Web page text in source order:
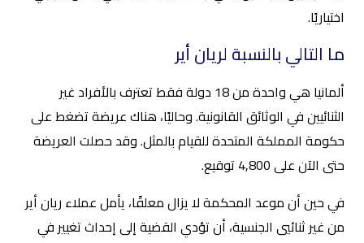
اختياريًا.
ما التالي بالنسبة لريان أير
ألمانيا هي واحدة من 18 دولة فقط تعترف بالأفراد غير
الثنائيين في الوثائق القانونية. وحاليًا، هناك عريضة تضغط على
حكومة المملكة المتحدة للقيام بالمثل. وقد حصلت العريضة
حتى الآن على 4,800 توقيع.
في حين أن موعد المحكمة لا يزال معلقًا، يأمل عملاء ريان أير
من غير ثنائيي الجنسية، أن تؤدي القضية إلى إحداث تغيير في